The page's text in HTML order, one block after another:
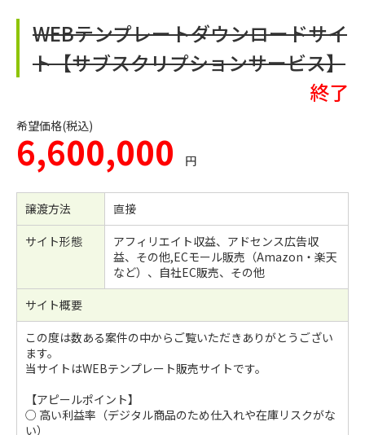
WEBテンプレートダウンロードサイ
ト【サブスクリプションサービス】
終了
希望価格(税込)
6,600,000 円
譲渡方法
直接
サイト形態
アフィリエイト収益、アドセンス広告収
益、その他,ECモール販売（Amazon・楽天
など）、自社EC販売、その他
サイト概要
この度は数ある案件の中からご覧いただきありがとうござい
ます。
当サイトはWEBテンプレート販売サイトです。
【アピールポイント】
○ 高い利益率（デジタル商品のため仕入れや在庫リスクがな
い）